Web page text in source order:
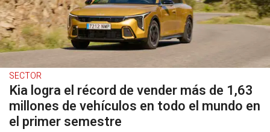
SECTOR
Kia logra el récord de vender más de 1,63
millones de vehículos en todo el mundo en
el primer semestre